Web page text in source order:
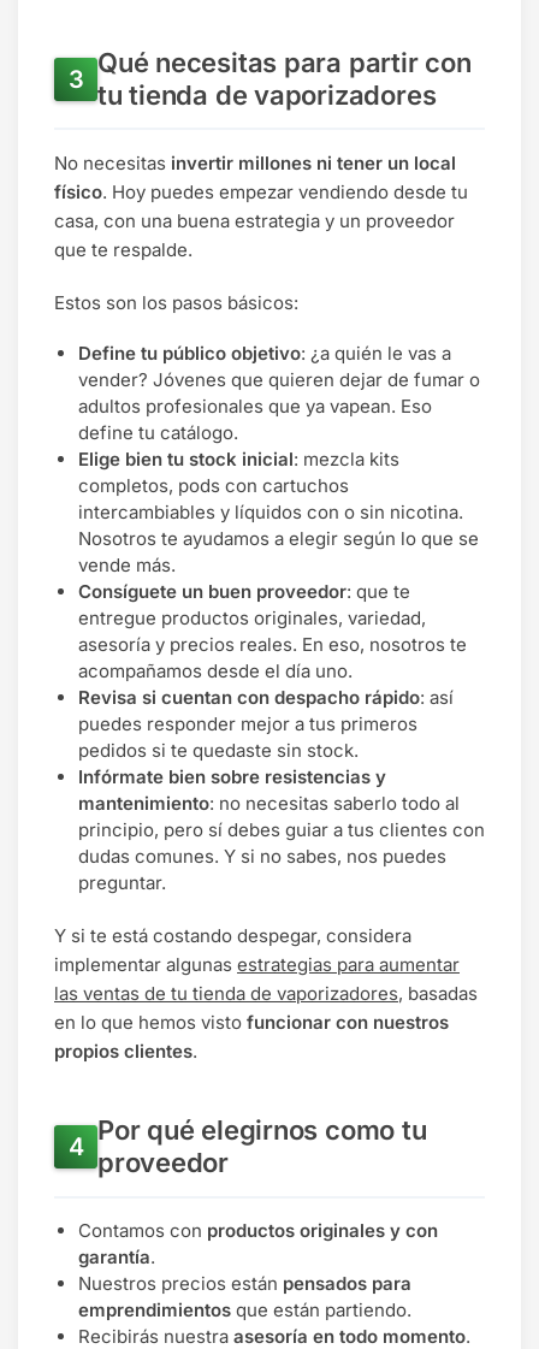
Qué necesitas para partir con
tu tienda de vaporizadores
No necesitas invertir millones ni tener un local
físico. Hoy puedes empezar vendiendo desde tu
casa, con una buena estrategia y un proveedor
que te respalde.
Estos son los pasos básicos:
Define tu público objetivo: ¿a quién le vas a
vender? Jóvenes que quieren dejar de fumar o
adultos profesionales que ya vapean. Eso
define tu catálogo.
Elige bien tu stock inicial: mezcla kits
completos, pods con cartuchos
intercambiables y líquidos con o sin nicotina.
Nosotros te ayudamos a elegir según lo que se
vende más.
Consíguete un buen proveedor: que te
entregue productos originales, variedad,
asesoría y precios reales. En eso, nosotros te
acompañamos desde el día uno.
Revisa si cuentan con despacho rápido: así
puedes responder mejor a tus primeros
pedidos si te quedaste sin stock.
Infórmate bien sobre resistencias y
mantenimiento: no necesitas saberlo todo al
principio, pero sí debes guiar a tus clientes con
dudas comunes. Y si no sabes, nos puedes
preguntar.
Y si te está costando despegar, considera
implementar algunas estrategias para aumentar
las ventas de tu tienda de vaporizadores, basadas
en lo que hemos visto funcionar con nuestros
propios clientes.
Por qué elegirnos como tu
proveedor
Contamos con productos originales y con
garantía.
Nuestros precios están pensados para
emprendimientos que están partiendo.
Recibirás nuestra asesoría en todo momento.